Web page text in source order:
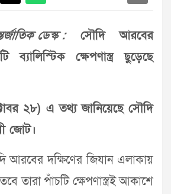
ডেস্ক :সৌদি আরবের
ব্যালিস্টিক ক্ষেপণাস্ত্র ছুড়েছে
২৮) এ তথ্য জানিয়েছে সৌদি
জোট।
আরবের দক্ষিণের জিযান এলাকায়
তারা পাঁচটি ক্ষেপণাস্ত্রই আকাশে